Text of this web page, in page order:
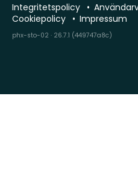
Integritetspolicy
Cookiepolicy
Impressum
phx-sto-02 · 26.7.1 (449747a8c)